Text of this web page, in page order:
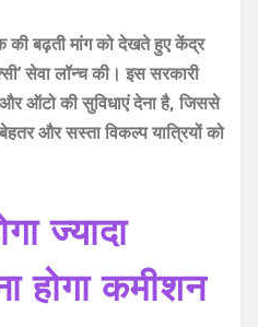
की बढ़ती मांग को देखते हुए केंद्र
सेवा लॉन्च की। इस सरकारी
ऑटो की सुविधाएं देना है, जिससे
और सस्ता विकल्प यात्रियों को
ज्यादा
होगा कमीशन